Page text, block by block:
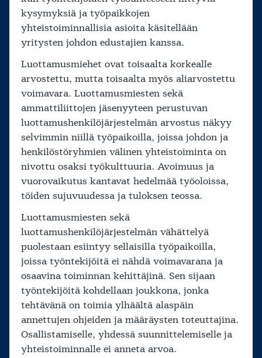
kysymyksiä ja työpaikkojen
yhteistoiminnallisia asioita käsitellään
yritysten johdon edustajien kanssa.
Luottamusmiehet ovat toisaalta korkealle
arvostettu, mutta toisaalta myös aliarvostettu
voimavara. Luottamusmiesten sekä
ammattiliittojen jäsenyyteen perustuvan
luottamushenkilöjärjestelmän arvostus näkyy
selvimmin niillä työpaikoilla, joissa johdon ja
henkilöstöryhmien välinen yhteistoiminta on
nivottu osaksi työkulttuuria. Avoimuus ja
vuorovaikutus kantavat hedelmää työoloissa,
töiden sujuvuudessa ja tuloksen teossa.
Luottamusmiesten sekä
luottamushenkilöjärjestelmän vähättelyä
puolestaan esiintyy sellaisilla työpaikoilla,
joissa työntekijöitä ei nähdä voimavarana ja
osaavina toiminnan kehittäjinä. Sen sijaan
työntekijöitä kohdellaan joukkona, jonka
tehtävänä on toimia ylhäältä alaspäin
annettujen ohjeiden ja määräysten toteuttajina.
Osallistamiselle, yhdessä suunnittelemiselle ja
yhteistoiminnalle ei anneta arvoa.